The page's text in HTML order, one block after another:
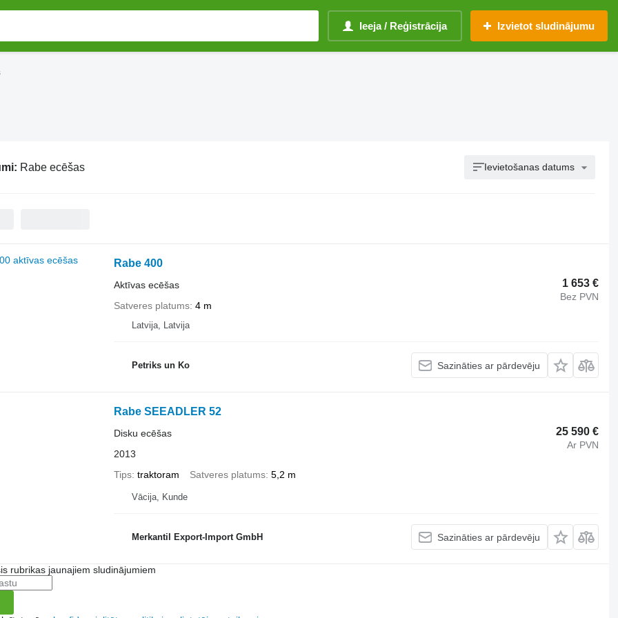
Ieeja / Reģistrācija Izvietot sludinājumu
Rabe ecēšas Ievietošanas datums
Rabe 400
1 653 €
Bez PVN
Aktīvas ecēšas
Satveres platums 4 m
Latvija, Latvija
Petriks un Ko Sazināties ar pārdevēju
Rabe SEEADLER 52
25 590 €
Ar PVN
Disku ecēšas
2013
Tips traktoram Satveres platums 5,2 m
Vācija, Kunde
Merkantil Export-Import GmbH Sazināties ar pārdevēju
rubrikas jaunajiem sludinājumiem